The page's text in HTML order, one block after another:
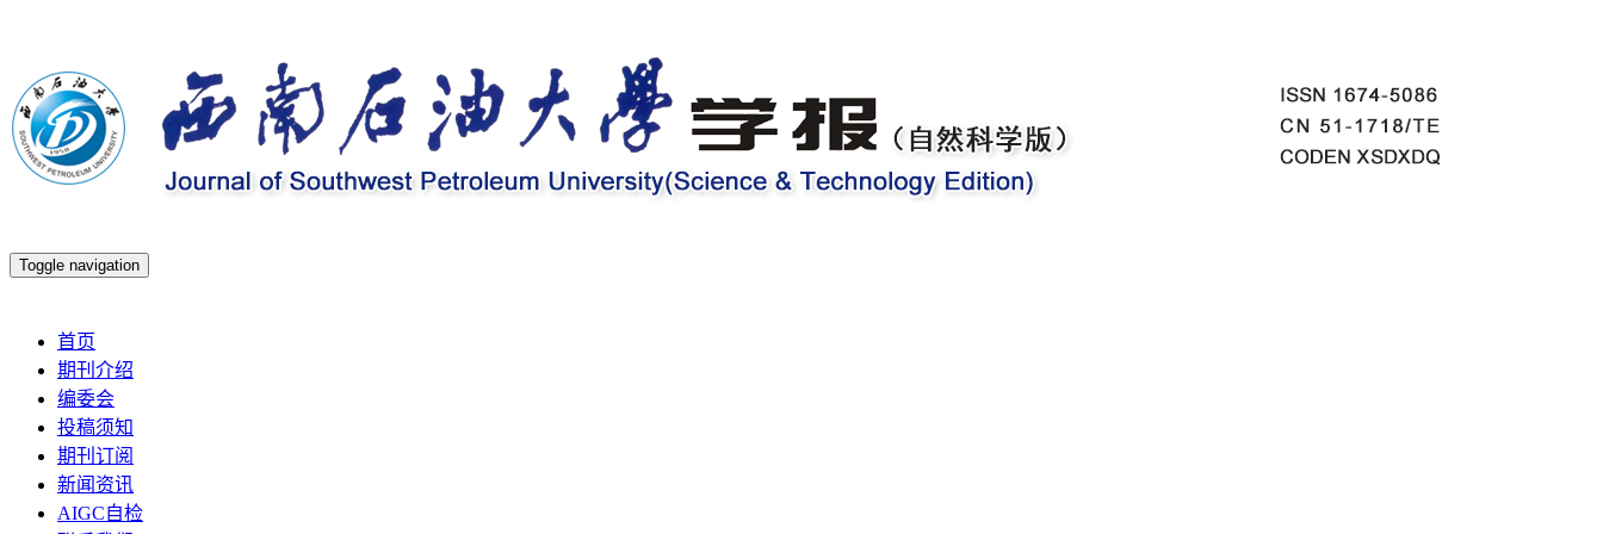
Toggle navigation
首页
期刊介绍
编委会
投稿须知
期刊订阅
新闻资讯
AIGC自检